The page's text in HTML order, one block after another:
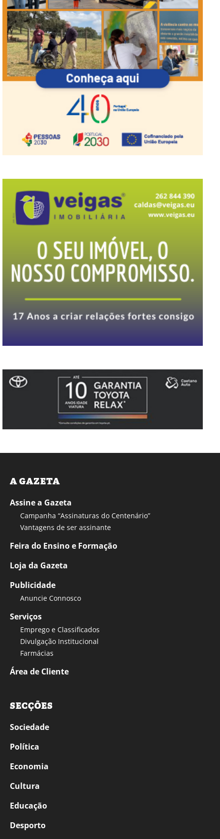
A GAZETA
Assine a Gazeta
Campanha “Assinaturas do Centenário”
Vantagens de ser assinante
Feira do Ensino e Formação
Loja da Gazeta
Publicidade
Anuncie Connosco
Serviços
Emprego e Classificados
Divulgação Institucional
Farmácias
Área de Cliente
SECÇÕES
Sociedade
Política
Economia
Cultura
Educação
Desporto